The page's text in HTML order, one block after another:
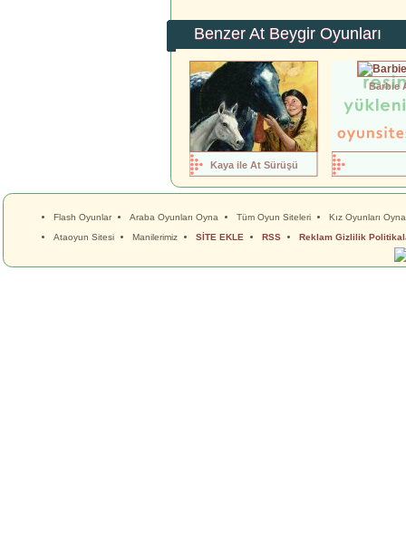
Benzer At Beygir Oyunları
Kaya ile At Sürüşü
Barbie
Flash Oyunlar Araba Oyunları Oyna Tüm Oyun Siteleri
Kız Oyunları Oyna
Ataoyun Sitesi
Manilerimiz SİTE EKLE RSS Reklam Gizlilik